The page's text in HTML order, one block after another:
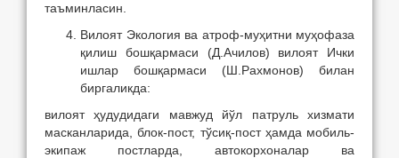
таъминласин.
Вилоят Экология ва атроф-муҳитни муҳофаза
қилиш бошқармаси (Д.Ачилов) вилоят Ички
ишлар бошқармаси (Ш.Рахмонов) билан
биргаликда:
вилоят ҳудудидаги мавжуд йўл патруль хизмати
масканларида, блок-пост, тўсиқ-пост ҳамда мобиль-
экипаж постларда, автокорхоналар ва